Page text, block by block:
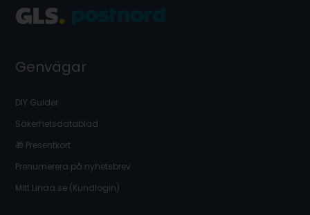
Genvägar
DIY Guider
Säkerhetsdatablad
🎁 Presentkort
Prenumerera på nyhetsbrev
Mitt Linaa.se (Kundlogin)